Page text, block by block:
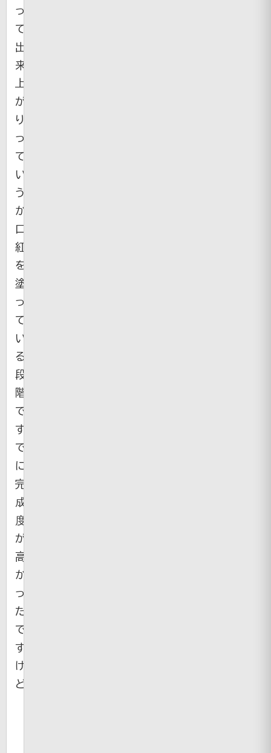
っ
て
出
来
上
が
り。
っ
て
い
う
か
口
紅
を
塗
っ
て
い
る
段
階
で
す
で
に
完
成
度
が
高
か
っ
た
で
す
け
ど。